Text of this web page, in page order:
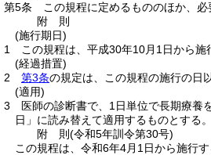
第5条
この規程に定めるもののほか、
附 則
(施行期日)
1
この規程は、平成30年10月1日から施
(経過措置)
2
第3条の規定は、この規程の施行の日
(適用)
3
医師の診断書で、1日単位で長期療養
日」に読み替えて適用するものとする。
附 則(令和5年訓令第30号)
この規程は、令和6年4月1日から施行す